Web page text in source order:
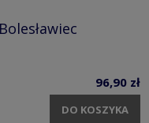
96,90 zł
DO KOSZYKA